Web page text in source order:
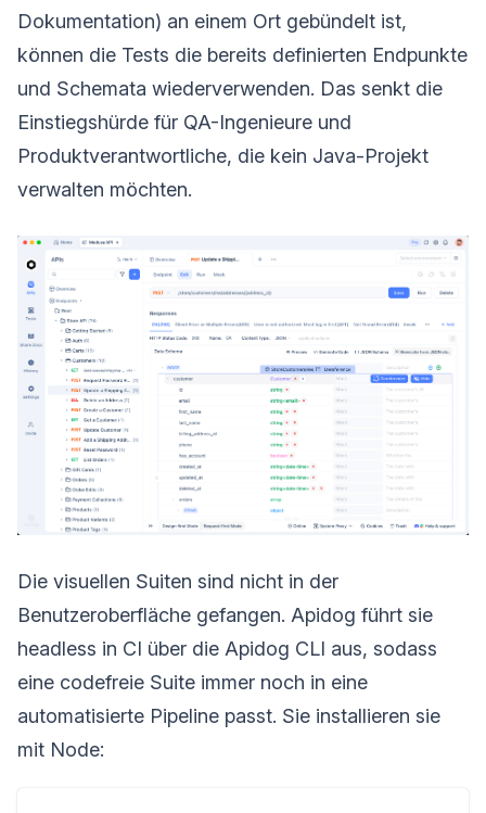
Dokumentation) an einem Ort gebündelt ist,
können die Tests die bereits definierten Endpunkte
und Schemata wiederverwenden. Das senkt die
Einstiegshürde für QA-Ingenieure und
Produktverantwortliche, die kein Java-Projekt
verwalten möchten.
Die visuellen Suiten sind nicht in der
Benutzeroberfläche gefangen. Apidog führt sie
headless in CI über die Apidog CLI aus, sodass
eine codefreie Suite immer noch in eine
automatisierte Pipeline passt. Sie installieren sie
mit Node: